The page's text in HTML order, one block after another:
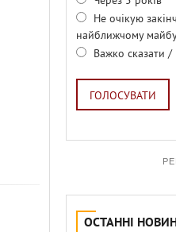
Не очікую
найближчому
Важко сказати /
ГОЛОСУВАТИ
ОСТАННІ